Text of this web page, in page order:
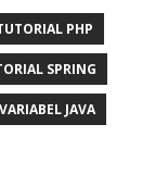
PHP
SPRING
VARIABEL JAVA